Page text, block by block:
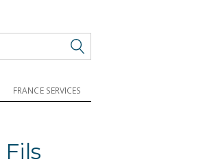
FRANCE SERVICES